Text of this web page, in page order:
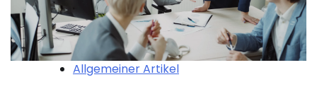
Allgemeiner Artikel